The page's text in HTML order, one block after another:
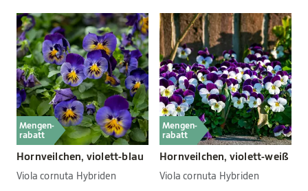
Mengen-
rabatt
Hornveilchen, violett-blau
Viola cornuta Hybriden
Mengen-
rabatt
Hornveilchen, violett-weiß
Viola cornuta Hybriden